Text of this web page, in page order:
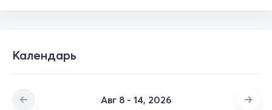
Календарь
Авг 8 - 14, 2026